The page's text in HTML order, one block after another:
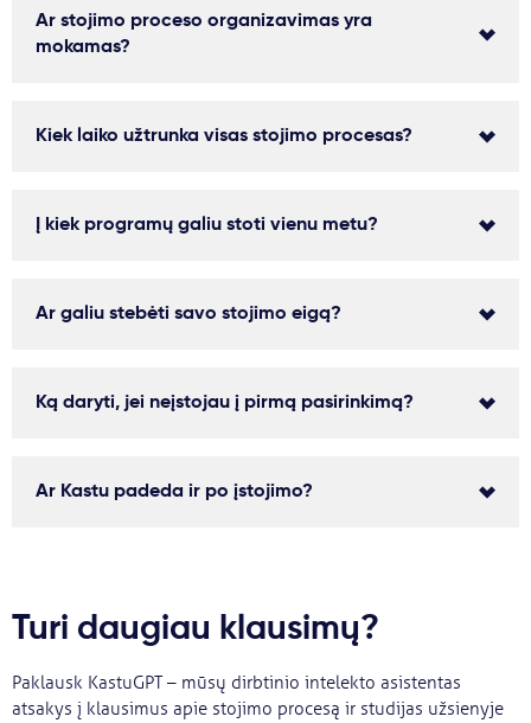
Ar stojimo proceso organizavimas yra
mokamas?
Kiek laiko užtrunka visas stojimo procesas?
Į kiek programų galiu stoti vienu metu?
Ar galiu stebėti savo stojimo eigą?
Ką daryti, jei neįstojau į pirmą pasirinkimą?
Ar Kastu padeda ir po įstojimo?
Turi daugiau klausimų?
Paklausk KastuGPT – mūsų dirbtinio intelekto asistentas
atsakys į klausimus apie stojimo procesą ir studijas užsienyje